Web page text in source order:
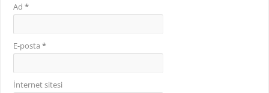
Ad*
E-posta*
İnternet sitesi